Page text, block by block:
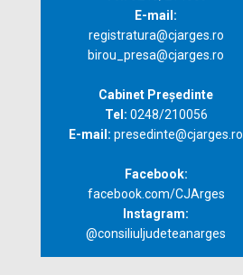
E-mail:
registratura@cjarges.ro
birou_presa@cjarges.ro
Cabinet Președinte
Tel: 0248/210056
E-mail: presedinte@cjarges.ro
Facebook:
facebook.com/CJArges
Instagram:
@consiliuljudeteanarges